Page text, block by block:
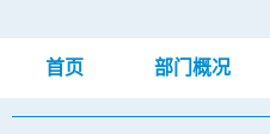
首页 部门概况